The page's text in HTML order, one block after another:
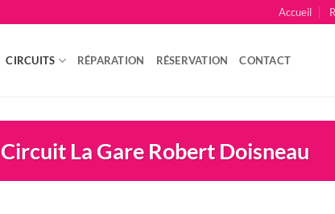
Accueil
CIRCUITS RÉPARATION RÉSERVATION CONTACT
Circuit La Gare Robert Doisneau